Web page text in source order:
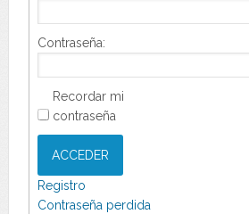
Contraseña:
Recordar mi
contraseña
ACCEDER
Registro
Contraseña perdida